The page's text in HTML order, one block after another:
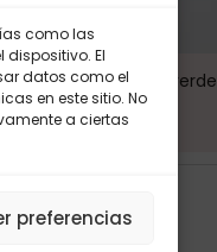
como las
El
datos como el
en este sitio. No
a ciertas
preferencias
de maestra verde
3,50€